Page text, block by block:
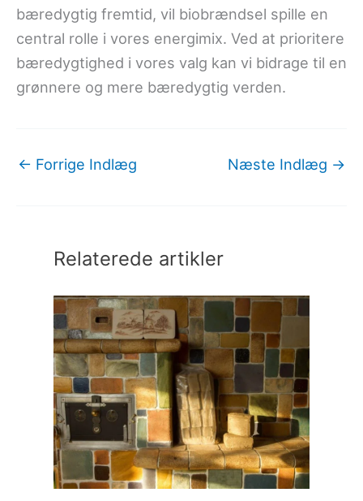
bæredygtig fremtid, vil biobrændsel spille en
central rolle i vores energimix. Ved at prioritere
bæredygtighed i vores valg kan vi bidrage til en
grønnere og mere bæredygtig verden.
← Forrige Indlæg Næste Indlæg →
Relaterede artikler